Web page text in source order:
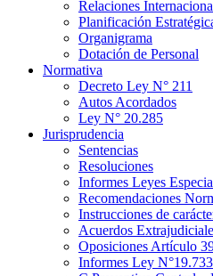
Relaciones
Planificación
Organigrama
Dotación de Personal
Normativa
Decreto Ley N° 211
Autos Acordados
Ley N° 20.285
Jurisprudencia
Sentencias
Resoluciones
Informes Leyes
Recomendaciones
Instrucciones de
Acuerdos
Oposiciones Artículo
Informes Ley N°19.733